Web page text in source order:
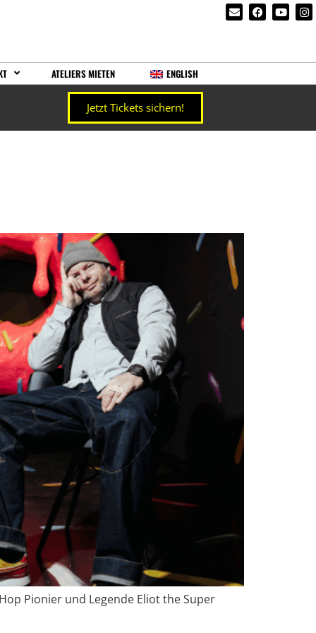
ATELIERS MIETEN ENGLISH
Jetzt Tickets sichern!
Pionier und Legende Eliot the Super